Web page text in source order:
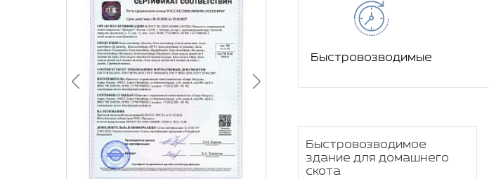
Быстровозводимые
Быстровозводимое
здание для домашнего
скота